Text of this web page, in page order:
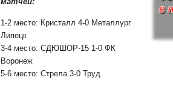
1-2 место: Кристалл 4-0 Металлург
Липецк
3-4 место: СДЮШОР-15 1-0 ФК
Воронеж
5-6 место: Стрела 3-0 Труд